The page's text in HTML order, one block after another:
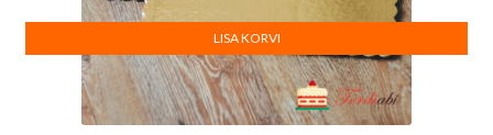
LISA KORVI